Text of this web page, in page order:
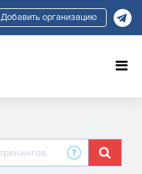
Добавить организацию